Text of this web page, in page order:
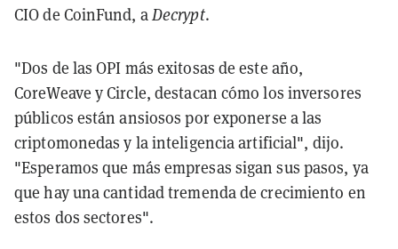
CIO de CoinFund, aDecrypt.
"Dos de las OPI más exitosas de este año,
CoreWeave y Circle, destacan cómo los inversores
públicos están ansiosos por exponerse a las
criptomonedas y la inteligencia artificial", dijo.
"Esperamos que más empresas sigan sus pasos, ya
que hay una cantidad tremenda de crecimiento en
estos dos sectores".